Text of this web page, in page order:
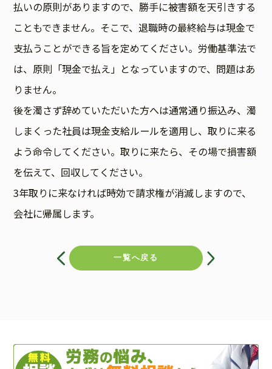
払いの原則がありますので、勝手に被害額を天引きする
こともできません。そこで、退職時の最終給与は現金で
支払うことができる旨を定めてください。労働基準法で
は、原則「現金で払え」となっていますので、問題はあ
りません。
後を濁さず辞めていただいた方へは通常通り振込み、濁
しまくった社員は現金支給ルールを適用し、取りに来る
よう命令してください。取りに来たら、その場で損害額
を伝えて、回収してください。
3年取りに来なければ時効で請求権が消滅しますので、
会社に帰属します。
一覧へ戻る